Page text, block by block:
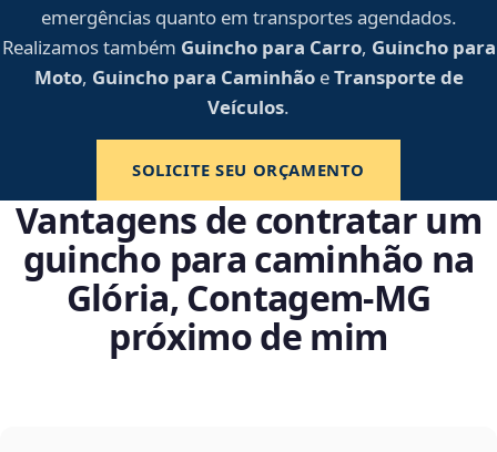
emergências quanto em transportes agendados.
Realizamos também Guincho para Carro, Guincho para
Moto, Guincho para CaminhãoeTransporte de
Veículos.
SOLICITE SEU ORÇAMENTO
Vantagens de contratar um
guincho para caminhão na
Glória, Contagem‑MG
próximo de mim